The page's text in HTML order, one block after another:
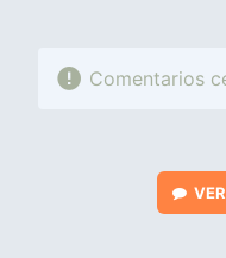
Comentarios
VER